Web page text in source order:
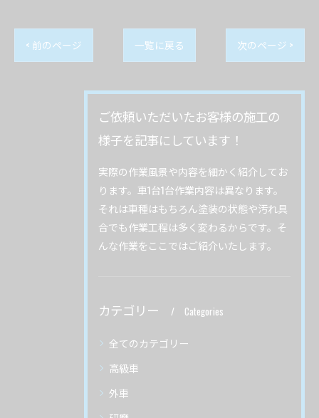
< 前のページ 一覧に戻る 次のページ >
ご依頼いただいたお客様の施工の
様子を記事にしています！
実際の作業風景や内容を細かく紹介してお
ります。車1台1台作業内容は異なります。
それは車種はもちろん塗装の状態や汚れ具
合でも作業工程は多く変わるからです。そ
んな作業をここではご紹介いたします。
カテゴリー Categories
全てのカテゴリー
高級車
外車